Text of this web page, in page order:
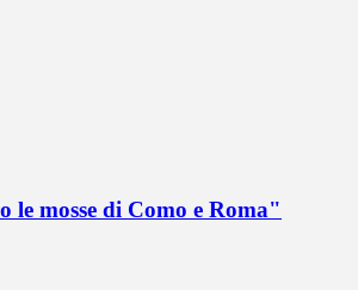
mosse di Como e Roma"